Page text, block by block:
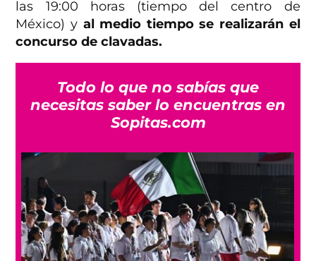
las 19:00 horas (tiempo del centro de
México) y al medio tiempo se realizarán el
concurso de clavadas.
Todo lo que no sabías que
necesitas saber lo encuentras en
Sopitas.com